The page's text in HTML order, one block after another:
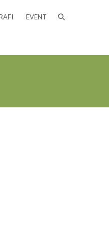
EVENT